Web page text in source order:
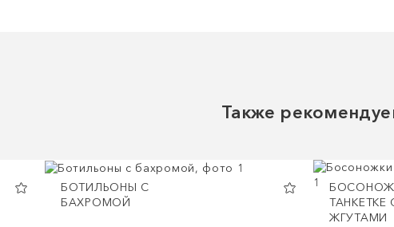
Также
БОТИЛЬОНЫ С
БАХРОМОЙ
ТАНКЕТКЕ
ЖГУТАМИ